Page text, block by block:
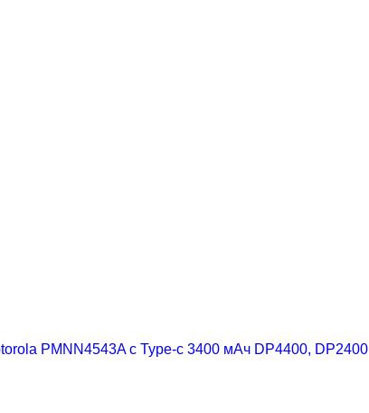
PMNN4543A c Type-c 3400 мАч DP4400, DP2400